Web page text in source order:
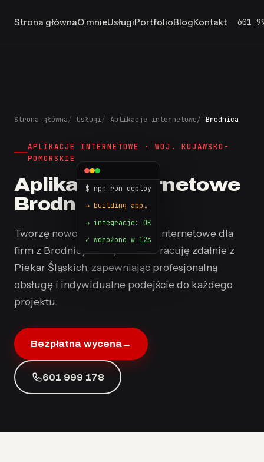
Strona głównaO mnieUsługiPortfolioBlogKontakt 601
$ npm run deploy
→ building app…
→ integracje: OK
Strona główna Usługi Aplikacje internetowe Brodnica
APLIKACJE INTERNETOWE · WOJ. KUJAWSKO-
POMORSKIE
Aplikacje internetowe
Brodnica
Tworzę nowoczesne aplikacje internetowe dla
firm z Brodnicy i całej Polski. Pracuję zdalnie z
Piekar Śląskich, zapewniając profesjonalną
obsługę i indywidualne podejście do każdego
projektu.
Bezpłatna wycena→
601 999 178